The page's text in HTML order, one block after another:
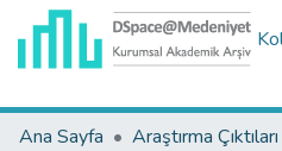
Ana Sayfa